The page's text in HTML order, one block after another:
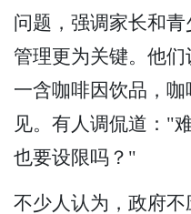
问题，强调家长和
管理更为关键。他
一含咖啡因饮品，
见。有人调侃道："
也要设限吗？"
不少人认为，政府